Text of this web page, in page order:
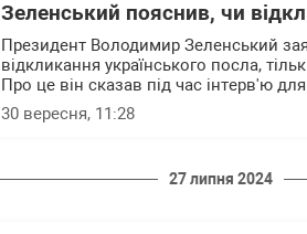
Зеленський пояснив, чи
Президент Володимир Зеленський
відкликання українського посла,
Про це він сказав під час інтерв'ю
30 вересня, 11:28
27 липня 2024